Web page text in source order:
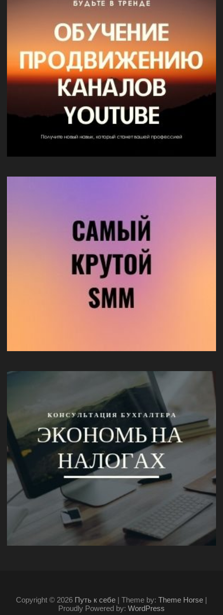
Copyright © 2026 Путь к себе | Theme by: Theme Horse |
Proudly Powered by: WordPress